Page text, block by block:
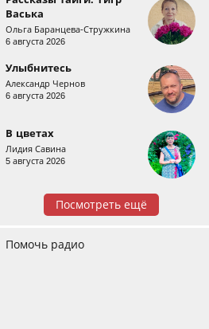
Васька
Ольга Баранцева-Стружкина
6 августа 2026
Улыбнитесь
Александр Чернов
6 августа 2026
В цветах
Лидия Савина
5 августа 2026
Посмотреть ещё
Помочь радио